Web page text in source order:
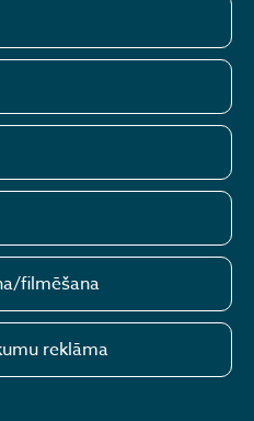
filmēšana
reklāma